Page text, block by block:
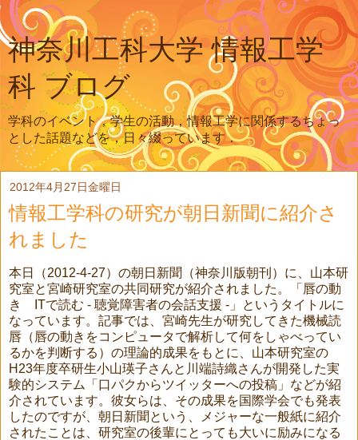
神奈川工科大学 情報工学
科 ブログ
学科のイベント，学生の活動，情報工学に関係するちょっ
とした話題などを，日々綴っています．
2012年4月27日金曜日
情報工学科の研究が朝日新聞に紹介さ
れました
本日（2012-4-27）の朝日新聞（神奈川版朝刊）に、山本研
究室と宮崎研究室の共同研究が紹介されました。「唇の動
き ITで読む - 聴覚障害者の会話支援 -」というタイトルに
なっています。記事では、宮崎先生が研究してきた機械読
唇（唇の動きをコンピュータで解析して何をしゃべってい
るかを判断する）の理論的成果をもとに、山本研究室の
H23年度卒研生小山瑛子さんと川端詩織さんが開発した実
験的システム「口パクからツイッターへの投稿」などが紹
介されています。彼女らは、その成果を国際学会でも発表
したのですが、朝日新聞という、メジャーな一般紙に紹介
されたことは、研究室の後輩にとっても大いに励みになる